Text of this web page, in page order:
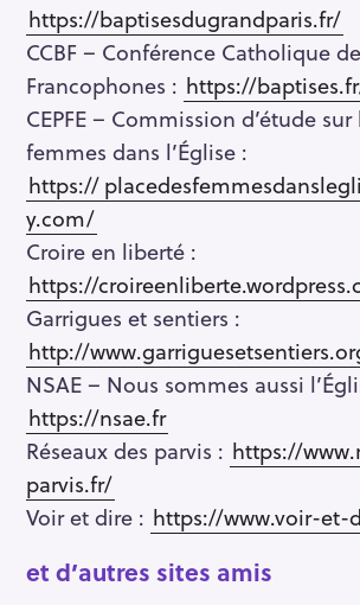
https://baptisesdugrandparis.fr/
CCBF – Conférence Catholique
Francophones : https://
CEPFE – Commission d’étude
femmes dans l’Église :
https://
y.com/
Croire en liberté :
https://
Garrigues et sentiers :
http://
NSAE – Nous sommes aussi
https://nsae.fr
Réseaux des parvis : https://
parvis.fr/
Voir et dire : https://www.voir-et-
et d’autres sites amis